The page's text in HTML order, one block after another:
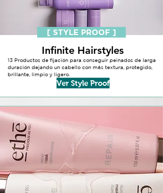
[ STYLE PROOF ]
Infinite Hairstyles
13 Productos de fijación para conseguir peinados de larga
duración dejando un cabello con más textura, protegido,
brillante, limpio y ligero.
Ver Style Proof